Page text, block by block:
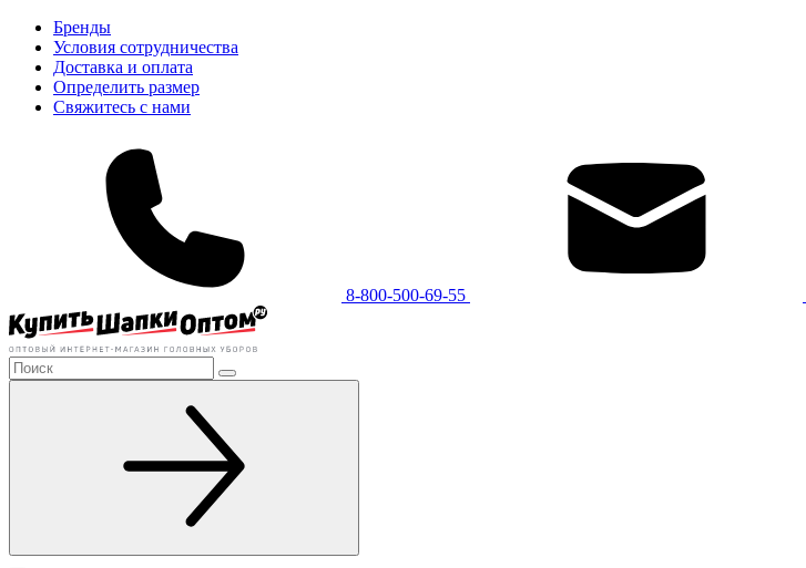
Бренды
Условия сотрудничества
Доставка и оплата
Определить размер
Свяжитесь с нами
8-800-500-69-55